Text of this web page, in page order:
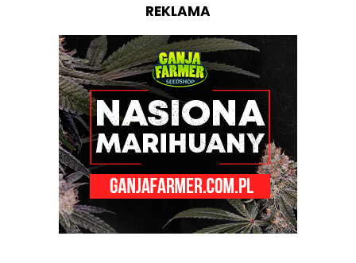
REKLAMA